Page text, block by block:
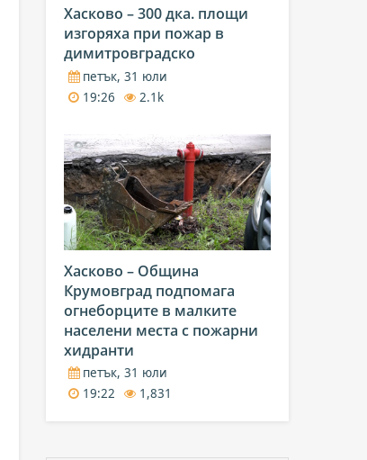
Хасково – 300 дка. площи
изгоряха при пожар в
димитровградско
петък, 31 юли
19:26
2.1k
Хасково – Община
Крумовград подпомага
огнеборците в малките
населени места с пожарни
хидранти
петък, 31 юли
19:22
1,831